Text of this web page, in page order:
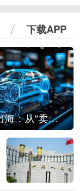
下载APP
中国汽车出海：从“卖出去”到“走进去”